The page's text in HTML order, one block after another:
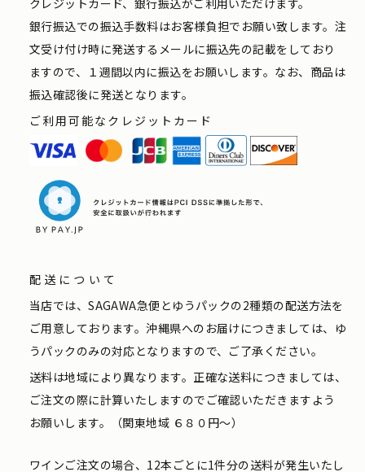
銀行振込での振込手数料はお客様負担でお願い致します。注
文受け付け時に発送するメールに振込先の記載をしており
ますので、１週間以内に振込をお願いします。なお、商品は
振込確認後に発送となります。
ご利用可能なクレジットカード
配送について
当店では、SAGAWA急便とゆうパックの2種類の配送方法を
ご用意しております。沖縄県へのお届けにつきましては、ゆ
うパックのみの対応となりますので、ご了承ください。
送料は地域により異なります。正確な送料につきましては、
ご注文の際に計算いたしますのでご確認いただきますよう
お願いします。（関東地域 ６８０円〜）
ワインご注文の場合、12本ごとに1件分の送料が発生いたし